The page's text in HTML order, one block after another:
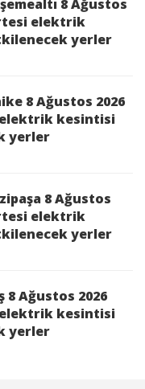
elektrik
elektrik
8 Ağustos
elektrik
yerler
8 Ağustos 2026
kesintisi
yerler
8 Ağustos
elektrik
yerler
8 Ağustos 2026
kesintisi
yerler